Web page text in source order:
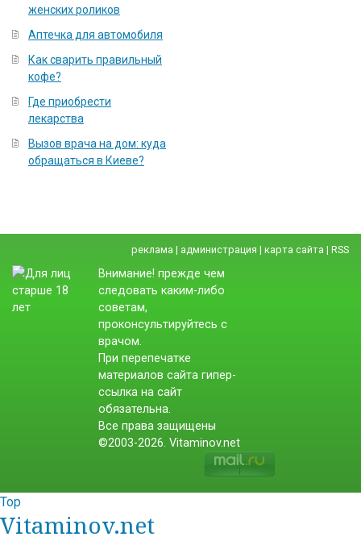
женских роликов
Аптечка для автомобиля
Как сварить правильный
кофе?
Где приобрести
лекарства
Вызов врача на дом: куда
обращаться в Киеве?
реклама | администрация | карта сайта | RSS
Внимание! прежде чем
следовать каким-либо
советам,
проконсультируйтесь с
врачом.
При перепечатке
материалов сайта гипер-
ссылка на сайт
обязательна.
Все права защищены
©2003-2026. Vitaminov.net
Top
Vitaminov.net